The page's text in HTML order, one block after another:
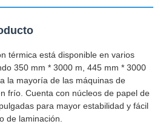
térmica está disponible en varios
350 mm * 3000 m, 445 mm * 3000
la mayoría de las máquinas de
frío. Cuenta con núcleos de papel de
para mayor estabilidad y fácil
de laminación.